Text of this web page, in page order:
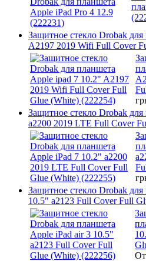
Защитное стекло Drobak
A2197 2019 Wifi Full Cover
Защитное стекло Drobak
a2200 2019 LTE Full Cover
Защитное стекло Drobak
10.5" a2123 Full Cover Full